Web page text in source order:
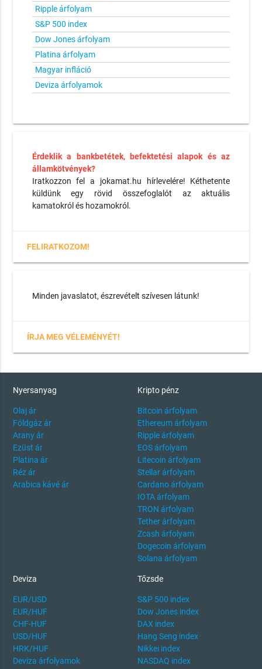
Ripple árfolyam
S&P 500 index
Dow Jones árfolyam
Platina árfolyam
Magyar infláció
Deviza árfolyamok
Érdeklik a bankbetétek, befektetési alapok és az
államkötvények?
Iratkozzon fel a jokamat.hu hírlevelére! Kéthetente
küldünk egy rövid összefoglalót az aktuális
kamatokról és hozamokról.
FELIRATKOZOM!
Minden javaslatot, észrevételt szívesen látunk!
ÍRJA MEG VÉLEMÉNYÉT!
Nyersanyag
Olaj ár
Földgáz ár
Arany ár
Ezüst ár
Platina ár
Réz ár
Arabica kávé ár
Kripto pénz
Bitcoin árfolyam
Ethereum árfolyam
Ripple árfolyam
EOS árfolyam
Litecoin árfolyam
Stellar árfolyam
Cardano árfolyam
IOTA árfolyam
TRON árfolyam
Tether árfolyam
Zcash árfolyam
Dogecoin árfolyam
Solana árfolyam
Deviza
EUR/USD
EUR/HUF
CHF-HUF
USD/HUF
HRK/HUF
Deviza árfolyamok
Tőzsde
S&P 500 index
Dow Jones index
DAX index
Hang Seng index
Nikkei index
NASDAQ index